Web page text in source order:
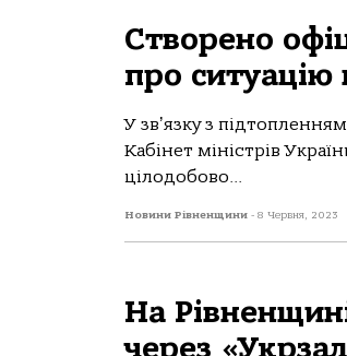
Створено
про
У звʼязку з
Кабінет міністрів
цілодобово...
Новини Рівненщини - 8 Червня, 2023
На
через